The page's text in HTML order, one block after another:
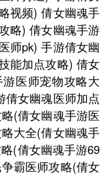
视频) 倩女幽魂手
略) 倩女幽魂手游
师pk) 手游倩女幽
能加点攻略) 倩女
医师宠物攻略大
倩女幽魂医师加点
(倩女幽魂手游医
大全(倩女幽魂手
(倩女幽魂手游69
霸医师攻略(倩女